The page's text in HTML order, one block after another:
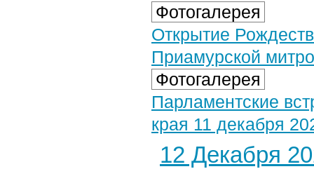
Фотогалерея
Открытие
Приамурской
Фотогалерея
Парламентские
края 11 декабря
12 Декабря